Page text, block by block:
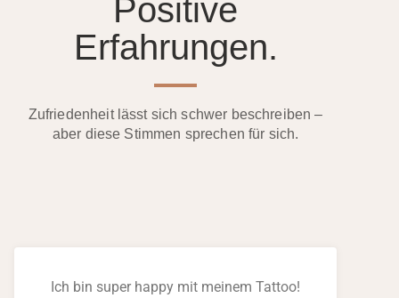
Positive
Erfahrungen.
Zufriedenheit lässt sich schwer beschreiben –
aber diese Stimmen sprechen für sich.
Ich bin super happy mit meinem Tattoo!